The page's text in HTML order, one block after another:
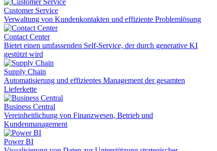
Customer Service
Verwaltung von Kundenkontakten und effiziente Problemlösung
Contact Center
Bietet einen umfassenden Self-Service, der durch generative KI
gestützt wird
Supply Chain
Automatisierung und effizientes Management der gesamten
Lieferkette
Business Central
Vereinheitlichung von Finanzwesen, Betrieb und
Kundenmanagement
Power BI